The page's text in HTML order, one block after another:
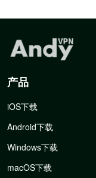
产品
iOS下载
Android下载
Windows下载
macOS下载